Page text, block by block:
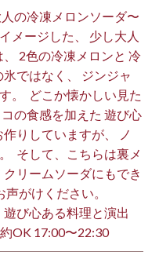
の冷凍メロンソーダ〜
メージした、 少し大人
2色の冷凍メロンと 冷
ではなく、 ジンジャ
。 ⁡ どこか懐かしい見た
の食感を加えた 遊び心
りしていますが、 ノ
そして、こちらは裏メ
リームソーダにもでき
がけください。
ある料理と演出
OK 17:00〜22:30